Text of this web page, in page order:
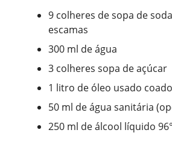
9 colheres de sopa de
escamas
300 ml de água
3 colheres sopa de açúcar
1 litro de óleo usado coado
50 ml de água sanitária
250 ml de álcool líquido